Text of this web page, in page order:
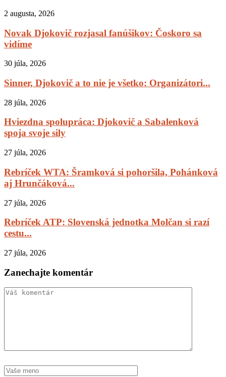
2 augusta, 2026
Novak Djokovič rozjasal fanúšikov: Čoskoro sa
vidíme
30 júla, 2026
Sinner, Djokovič a to nie je všetko: Organizátori...
28 júla, 2026
Hviezdna spolupráca: Djokovič a Sabalenková
spoja svoje sily
27 júla, 2026
Rebríček WTA: Šramková si pohoršila, Pohánková
aj Hrunčáková...
27 júla, 2026
Rebríček ATP: Slovenská jednotka Molčan si razí
cestu...
27 júla, 2026
Zanechajte komentár